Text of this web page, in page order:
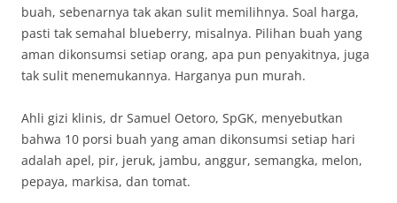
buah, sebenarnya tak akan sulit memilihnya. Soal harga,
pasti tak semahal blueberry, misalnya. Pilihan buah yang
aman dikonsumsi setiap orang, apa pun penyakitnya, juga
tak sulit menemukannya. Harganya pun murah.
Ahli gizi klinis, dr Samuel Oetoro, SpGK, menyebutkan
bahwa 10 porsi buah yang aman dikonsumsi setiap hari
adalah apel, pir, jeruk, jambu, anggur, semangka, melon,
pepaya, markisa, dan tomat.